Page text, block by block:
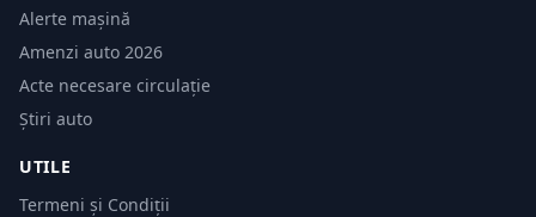
Alerte mașină
Amenzi auto 2026
Acte necesare circulație
Știri auto
UTILE
Termeni și Condiții